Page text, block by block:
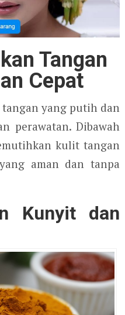
Tangan
Cepat
yang putih dan
perawatan. Dibawah
kulit tangan
aman dan tanpa
Kunyit dan